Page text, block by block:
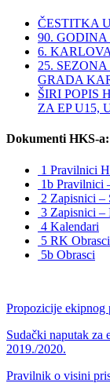
ČESTITKA
90.
6.
25.
GRADA
ŠIRI POPIS
ZA EP U15,
Dokumenti HKS-a:
1 Pravilnici
1b Pravilnici
2 Zapisnici –
3 Zapisnici –
4 Kalendari
5 RK Obrasci
5b Obrasci
Propozicije ekipnog
Sudački naputak za
2019./2020.
Pravilnik o visini